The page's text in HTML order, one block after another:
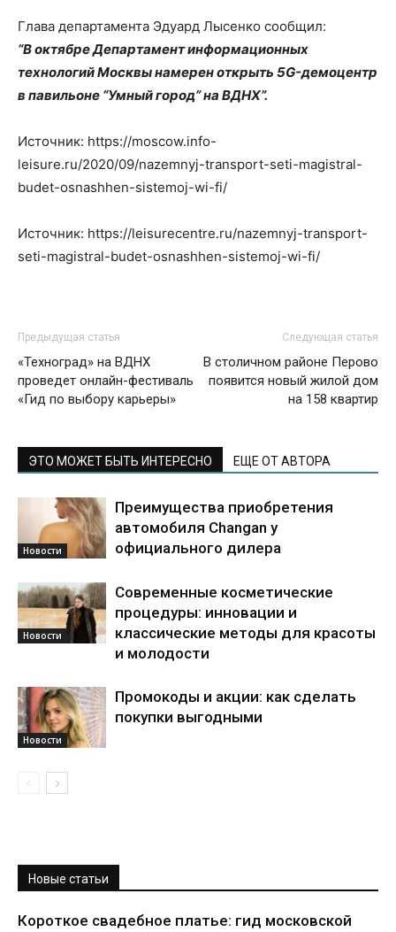
Глава департамента Эдуард Лысенко сообщил:
“В октябре Департамент информационных
технологий Москвы намерен открыть 5G-демоцентр
в павильоне “Умный город” на ВДНХ”.
Источник: https://moscow.info-
leisure.ru/2020/09/nazemnyj-transport-seti-magistral-
budet-osnashhen-sistemoj-wi-fi/
Источник: https://leisurecentre.ru/nazemnyj-transport-
seti-magistral-budet-osnashhen-sistemoj-wi-fi/
Предыдущая статья
«Техноград» на ВДНХ
проведет онлайн-фестиваль
«Гид по выбору карьеры»
Следующая статья
В столичном районе Перово
появится новый жилой дом
на 158 квартир
ЭТО МОЖЕТ БЫТЬ ИНТЕРЕСНО ЕЩЕ ОТ АВТОРА
Новости
Преимущества приобретения
автомобиля Changan у
официального дилера
Новости
Современные косметические
процедуры: инновации и
классические методы для красоты
и молодости
Новости
Промокоды и акции: как сделать
покупки выгодными
Новые статьи
Короткое свадебное платье: гид московской